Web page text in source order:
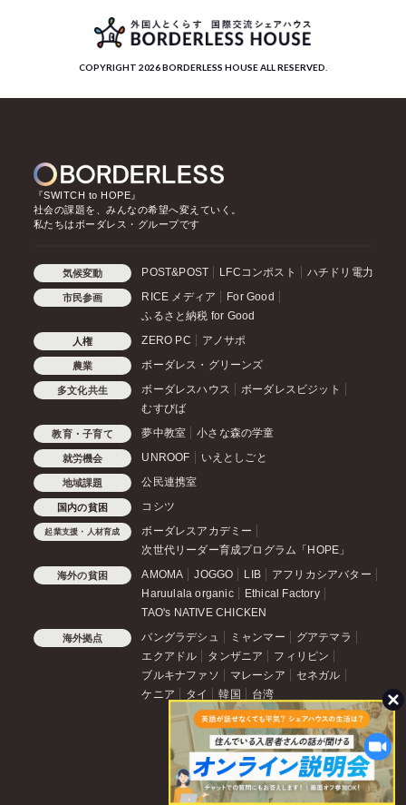
COPYRIGHT 2026 BORDERLESS HOUSE ALL RESERVED.
『SWITCH to HOPE』
社会の課題を、みんなの希望へ変えていく。
私たちはボーダレス・グループです
気候変動 POST&POST LFCコンポスト ハチドリ電力
市民参画 RICE メディア
For Good
ふるさと納税 for Good
人権 ZERO PC アノサポ
農業 ボーダレス・グリーンズ
多文化共生 ボーダレスハウス
ボーダレスビジット
むすびば
教育・子育て 夢中教室 小さな森の学童
就労機会 UNROOF いえとしごと
地域課題 公民連携室
国内の貧困 コシツ
起業支援・人材育成
ボーダレスアカデミー
次世代リーダー育成プログラム「HOPE」
海外の貧困 AMOMA JOGGO LIB
アフリカシアバター
Haruulala organic
Ethical Factory
TAO's NATIVE CHICKEN
海外拠点 バングラデシュ ミャンマー
グアテマラ
エクアドル
タンザニア
フィリピン
ブルキナファソ
マレーシア
セネガル
ケニア
タイ 韓国 台湾